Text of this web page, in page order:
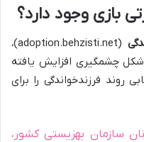
بازی وجود دارد؟
(adoption.behzisti.net)،
چشمگیری افزایش یافته
روند فرزندخواندگیرا برای
سازمان بهزیستی کشور،